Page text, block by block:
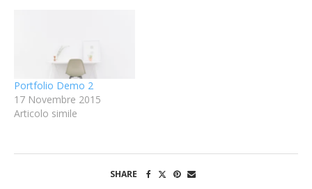
Portfolio Demo 2
17 Novembre 2015
Articolo simile
SHARE